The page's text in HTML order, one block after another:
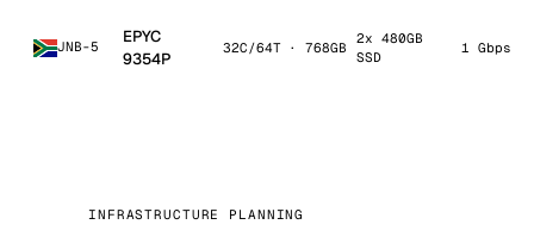
JNB-5
EPYC
9354P
32C/64T · 768GB
2x 480GB
SSD
1 Gbps /
INFRASTRUCTURE PLANNING